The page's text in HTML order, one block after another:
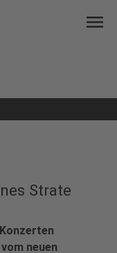
menu
Strate
neuen